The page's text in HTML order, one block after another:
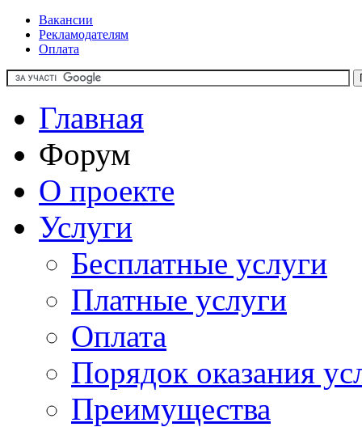
Вакансии
Рекламодателям
Оплата
Главная
Форум
О проекте
Услуги
Бесплатные услуги
Платные услуги
Оплата
Порядок оказания
Преимущества